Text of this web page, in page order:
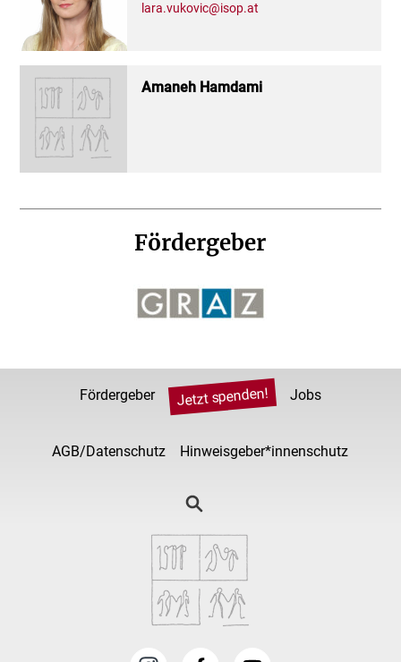
lara.vukovic@isop.at
Amaneh Hamdami
Fördergeber
Fördergeber Jetzt spenden! Jobs
AGB/Datenschutz Hinweisgeber*innenschutz